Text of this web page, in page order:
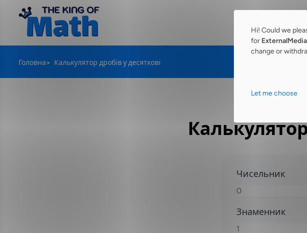
Головна Калькулятор дробів у десяткові
Чисельник
Знаменник
Hi! Could we
for
change or
Let me choose